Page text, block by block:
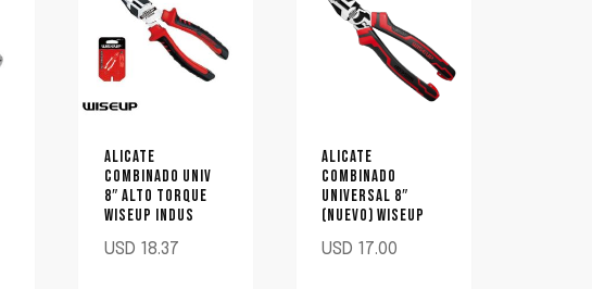
ALICATE
COMBINADO UNIV
8″ ALTO TORQUE
WISEUP INDUS
USD 18.37
ALICATE
COMBINADO
UNIVERSAL 8″
(NUEVO) WISEUP
USD 17.00